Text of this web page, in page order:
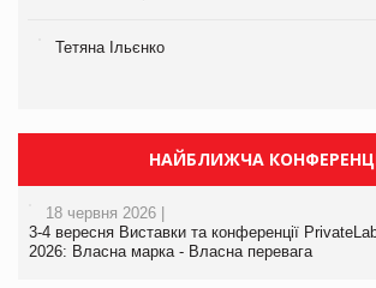
Тетяна Ільєнко
НАЙБЛИЖЧА
18 червня 2026 |
3-4 вересня Виставки та конференції
2026: Власна марка - Власна перевага